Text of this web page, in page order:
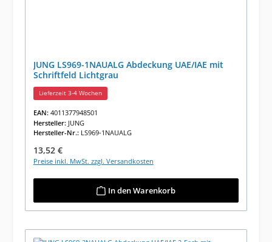
JUNG LS969-1NAUALG Abdeckung UAE/IAE mit
Schriftfeld Lichtgrau
Lieferzeit 3-4 Wochen
EAN: 4011377948501
Hersteller: JUNG
Hersteller-Nr.: LS969-1NAUALG
Regulärer Preis:
13,52 €
Preise inkl. MwSt. zzgl. Versandkosten
In den Warenkorb